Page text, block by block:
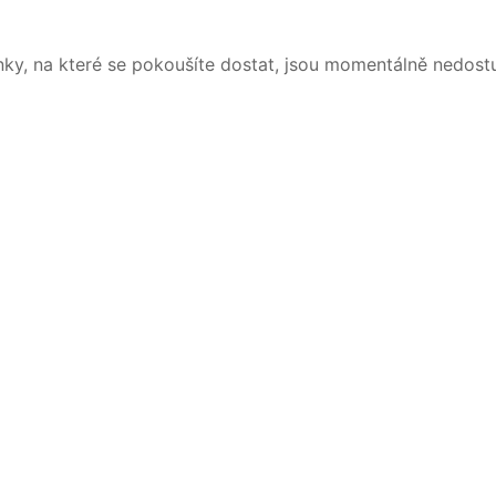
na které se pokoušíte dostat, jsou momentálně